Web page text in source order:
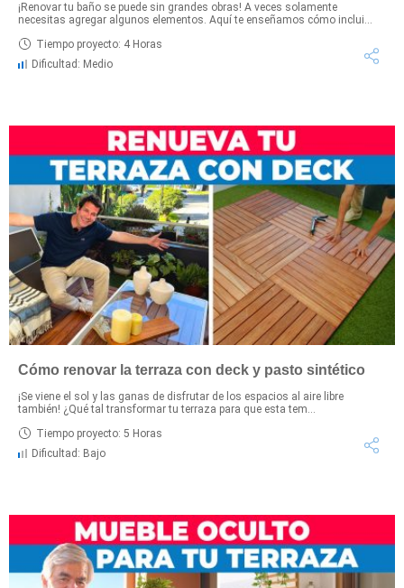
¡Renovar tu baño se puede sin grandes obras! A veces solamente
necesitas agregar algunos elementos. Aquí te enseñamos cómo inclui...
Tiempo proyecto: 4 Horas
Dificultad: Medio
Cómo renovar la terraza con deck y pasto sintético
¡Se viene el sol y las ganas de disfrutar de los espacios al aire libre
también! ¿Qué tal transformar tu terraza para que esta tem...
Tiempo proyecto: 5 Horas
Dificultad: Bajo